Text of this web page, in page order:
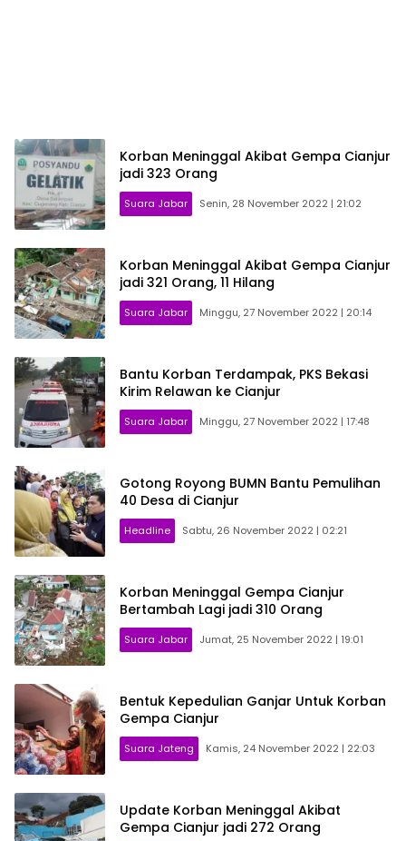
Korban Meninggal Akibat Gempa Cianjur
jadi 323 Orang
Suara Jabar Senin, 28 November 2022 | 21:02
Korban Meninggal Akibat Gempa Cianjur
jadi 321 Orang, 11 Hilang
Suara Jabar Minggu, 27 November 2022 | 20:14
Bantu Korban Terdampak, PKS Bekasi
Kirim Relawan ke Cianjur
Suara Jabar Minggu, 27 November 2022 | 17:48
Gotong Royong BUMN Bantu Pemulihan
40 Desa di Cianjur
Headline Sabtu, 26 November 2022 | 02:21
Korban Meninggal Gempa Cianjur
Bertambah Lagi jadi 310 Orang
Suara Jabar Jumat, 25 November 2022 | 19:01
Bentuk Kepedulian Ganjar Untuk Korban
Gempa Cianjur
Suara Jateng Kamis, 24 November 2022 | 22:03
Update Korban Meninggal Akibat
Gempa Cianjur jadi 272 Orang